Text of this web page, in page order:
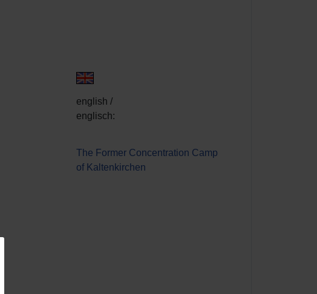
english /
englisch:
The Former Concentration Camp
of Kaltenkirchen